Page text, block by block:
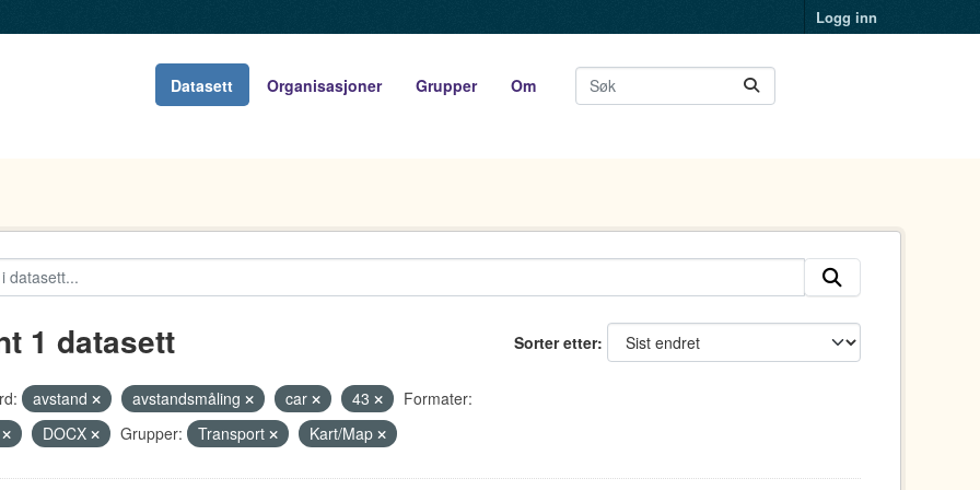
Logg inn
Datasett Organisasjoner Grupper Om
Sorter etter
1 datasett
avstand avstandsmåling car 43
Formater:
DOCX Grupper: Transport Kart/Map